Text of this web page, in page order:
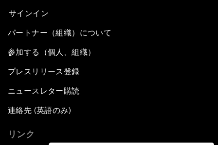
サインイン
パートナー（組織）について
参加する（個人、組織）
プレスリリース登録
ニュースレター購読
連絡先 (英語のみ)
リンク